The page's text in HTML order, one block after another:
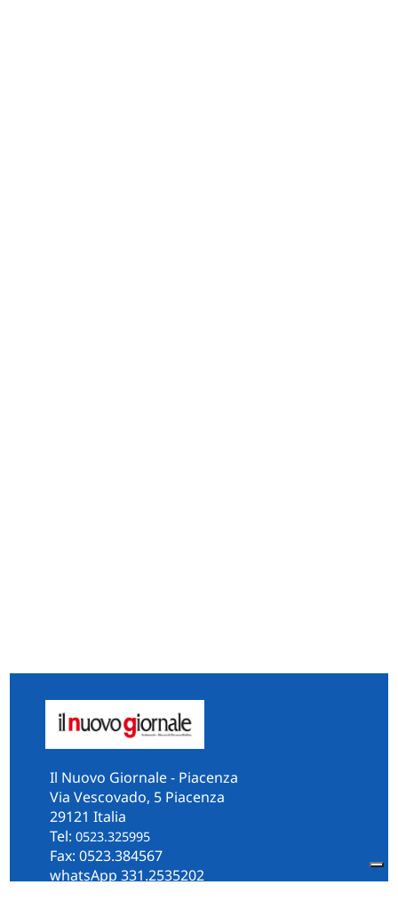
Il Nuovo Giornale - Piacenza
Via Vescovado, 5 Piacenza
29121 Italia
Tel: 0523.325995
Fax: 0523.384567
whatsApp 331.2535202